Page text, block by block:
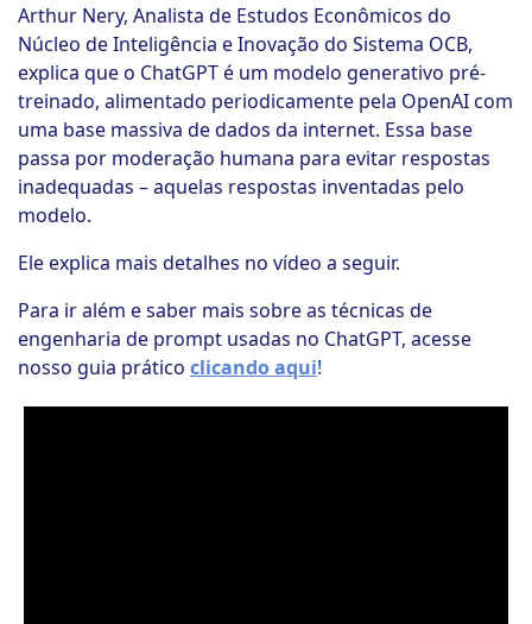
Arthur Nery, Analista de Estudos Econômicos do
Núcleo de Inteligência e Inovação do Sistema OCB,
explica que o ChatGPT é um modelo generativo pré-
treinado, alimentado periodicamente pela OpenAI com
uma base massiva de dados da internet. Essa base
passa por moderação humana para evitar respostas
inadequadas – aquelas respostas inventadas pelo
modelo.
Ele explica mais detalhes no vídeo a seguir.
Para ir além e saber mais sobre as técnicas de
engenharia de prompt usadas no ChatGPT, acesse
nosso guia prático clicando aqui!